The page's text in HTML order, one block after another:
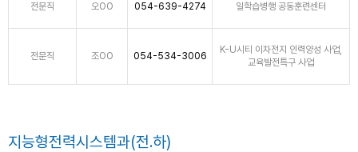
전문직 오OO 054-639-4274 일학습병행 공동훈련센터
전문직 조OO 054-534-3006
K-U시티 이차전지 인력양성 사업,
교육발전특구 사업
지능형전력시스템과(전.하)